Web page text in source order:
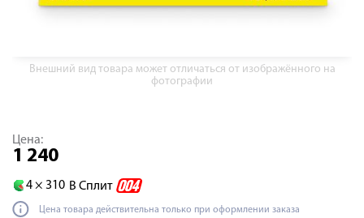
Внешний вид товара может отличаться от изображённого на
фотографии
Цена:
1 240
4 × 310 В Сплит
Цена товара действительна только при оформлении заказа